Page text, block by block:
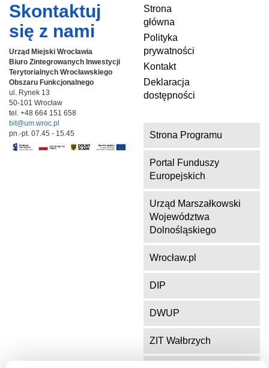
Skontaktuj
się z nami
Urząd Miejski Wrocławia
Biuro Zintegrowanych Inwestycji
Terytorialnych Wrocławskiego
Obszaru Funkcjonalnego
ul. Rynek 13
50-101 Wrocław
tel. +48 664 151 658
bit@um.wroc.pl
pn.-pt. 07.45 - 15.45
Strona
główna
Polityka
prywatności
Kontakt
Deklaracja
dostępności
Strona Programu
Portal Funduszy
Europejskich
Urząd Marszałkowski
Województwa
Dolnośląskiego
Wrocław.pl
DIP
DWUP
ZIT Wałbrzych